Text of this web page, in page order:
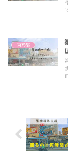
東京都